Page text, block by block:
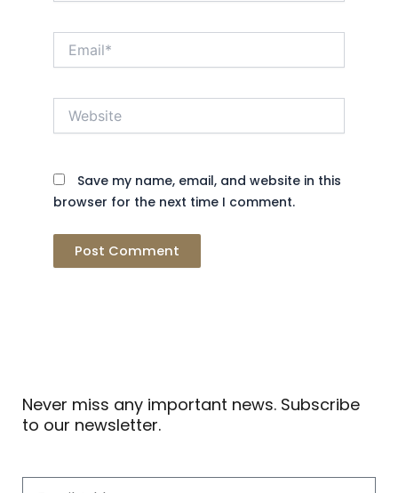
Email*
Website
Save my name, email, and website in this
browser for the next time I comment.
Never miss any important news. Subscribe
to our newsletter.